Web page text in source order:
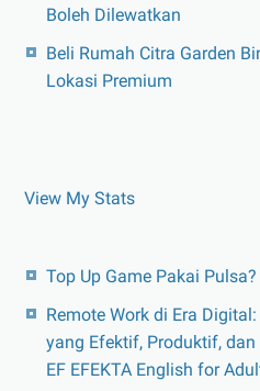
Boleh Dilewatkan
Beli Rumah Citra Garden
Lokasi Premium
View My Stats
Top Up Game Pakai
Remote Work di Era
yang Efektif, Produktif,
EF EFEKTA English for